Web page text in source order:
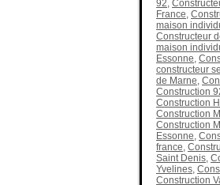
92,
France,
maison
Constructeur
maison
Essonne,
constructeur
de Marne,
Construction
Construction
Construction
Construction
Essonne,
france,
Saint Denis,
Yvelines,
Construction